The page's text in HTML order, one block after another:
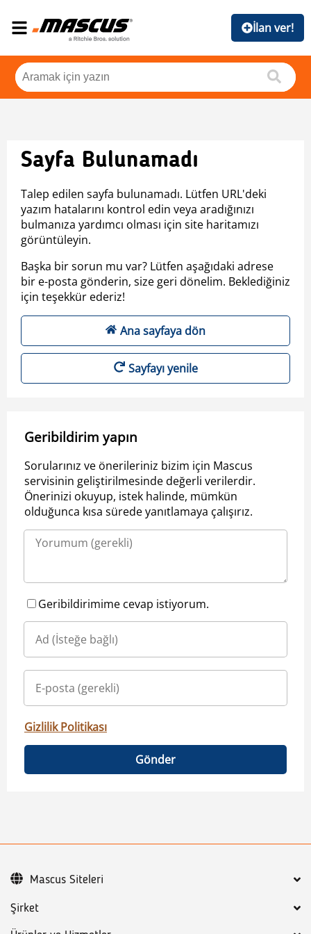
İlan ver!
Sayfa Bulunamadı
Talep edilen sayfa bulunamadı. Lütfen URL'deki
yazım hatalarını kontrol edin veya aradığınızı
bulmanıza yardımcı olması için site haritamızı
görüntüleyin.
Başka bir sorun mu var? Lütfen aşağıdaki adrese
bir e-posta gönderin, size geri dönelim. Beklediğiniz
için teşekkür ederiz!
Ana sayfaya dön
Sayfayı yenile
Geribildirim yapın
Sorularınız ve önerileriniz bizim için Mascus
servisinin geliştirilmesinde değerli verilerdir.
Önerinizi okuyup, istek halinde, mümkün
olduğunca kısa sürede yanıtlamaya çalışırız.
Geribildirimime cevap istiyorum.
Gizlilik Politikası
Gönder
Şirket
Mascus Siteleri